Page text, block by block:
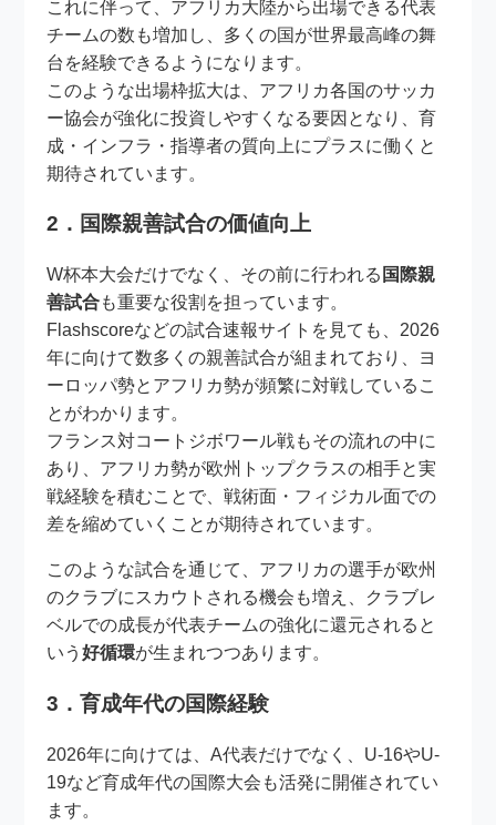
これに伴って、アフリカ大陸から出場できる代表
チームの数も増加し、多くの国が世界最高峰の舞
台を経験できるようになります。
このような出場枠拡大は、アフリカ各国のサッカ
ー協会が強化に投資しやすくなる要因となり、育
成・インフラ・指導者の質向上にプラスに働くと
期待されています。
2．国際親善試合の価値向上
W杯本大会だけでなく、その前に行われる 国際親
善試合も重要な役割を担っています。
Flashscoreなどの試合速報サイトを見ても、2026
年に向けて数多くの親善試合が組まれており、ヨ
ーロッパ勢とアフリカ勢が頻繁に対戦しているこ
とがわかります。
フランス対コートジボワール戦もその流れの中に
あり、アフリカ勢が欧州トップクラスの相手と実
戦経験を積むことで、戦術面・フィジカル面での
差を縮めていくことが期待されています。
このような試合を通じて、アフリカの選手が欧州
のクラブにスカウトされる機会も増え、クラブレ
ベルでの成長が代表チームの強化に還元されると
いう好循環が生まれつつあります。
3．育成年代の国際経験
2026年に向けては、A代表だけでなく、U-16やU-
19など育成年代の国際大会も活発に開催されてい
ます。